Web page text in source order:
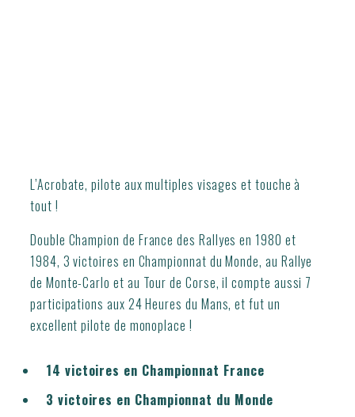
L’Acrobate, pilote aux multiples visages et touche à
tout !
Double Champion de France des Rallyes en 1980 et
1984, 3 victoires en Championnat du Monde, au Rallye
de Monte-Carlo et au Tour de Corse, il compte aussi 7
participations aux 24 Heures du Mans, et fut un
excellent pilote de monoplace !
14 victoires en Championnat France
3 victoires en Championnat du Monde